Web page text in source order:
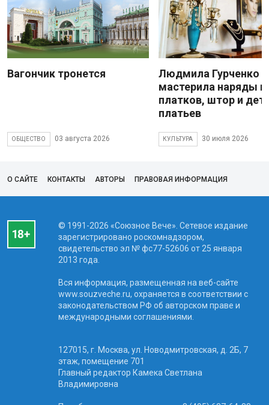
Вагончик тронется
ОБЩЕСТВО 03 августа 2026
Людмила Гурченко
мастерила наряды
платков, штор и
платьев
КУЛЬТУРА 30 июля 2026
О САЙТЕ КОНТАКТЫ АВТОРЫ ПРАВОВАЯ ИНФОРМАЦИЯ
© 1991-2026 «Союзное Вече». Сетевое издание
зарегистрировано роскомнадзором,
свидетельство эл № фc77-52606 от 25 января
2013 года.
Вся информация, размещенная на веб-сайте
www.souzveche.ru, охраняется в соответствии с
законодательством РФ об авторском праве и
международными соглашениями.
127015, г. Москва, ул. Новодмитровская, д. 2Б, 7
этаж, помещение 701
Главный редактор Камека Светлана
Владимировна